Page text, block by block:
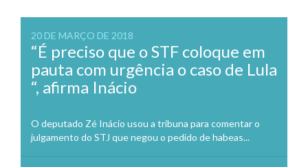
20 DE MARÇO DE 2018
“É preciso que o STF coloque em
pauta com urgência o caso de Lula
“, afirma Inácio
O deputado Zé Inácio usou a tribuna para comentar o
julgamento do STJ que negou o pedido de habeas...